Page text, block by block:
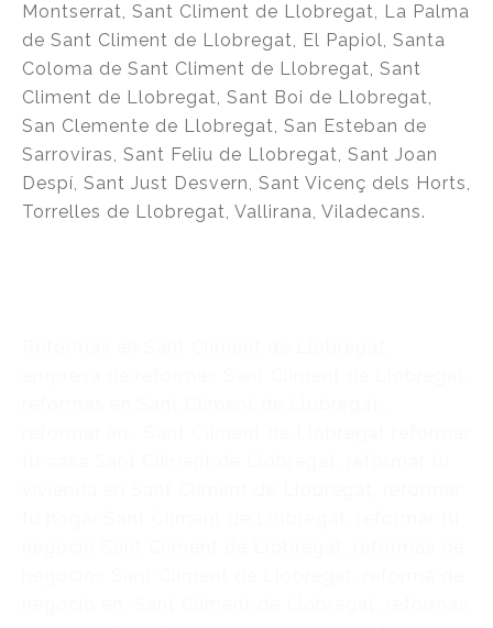
Montserrat, Sant Climent de Llobregat, La Palma
de Sant Climent de Llobregat, El Papiol, Santa
Coloma de Sant Climent de Llobregat, Sant
Climent de Llobregat, Sant Boi de Llobregat,
San Clemente de Llobregat, San Esteban de
Sarroviras, Sant Feliu de Llobregat, Sant Joan
Despí, Sant Just Desvern, Sant Vicenç dels Horts,
Torrelles de Llobregat, Vallirana, Viladecans.